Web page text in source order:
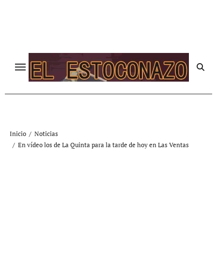
Inicio
Noticias
En vídeo los de La Quinta para la tarde de hoy en Las Ventas